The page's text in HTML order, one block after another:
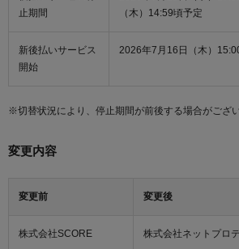
止期間
（木）14:59頃予定
新後払いサービス
開始
2026年7月16日（木）
※切替状況により、停止期間が前後する場合がござい
変更内容
変更前 変更後
株式会社SCORE 株式会社ネットプロ